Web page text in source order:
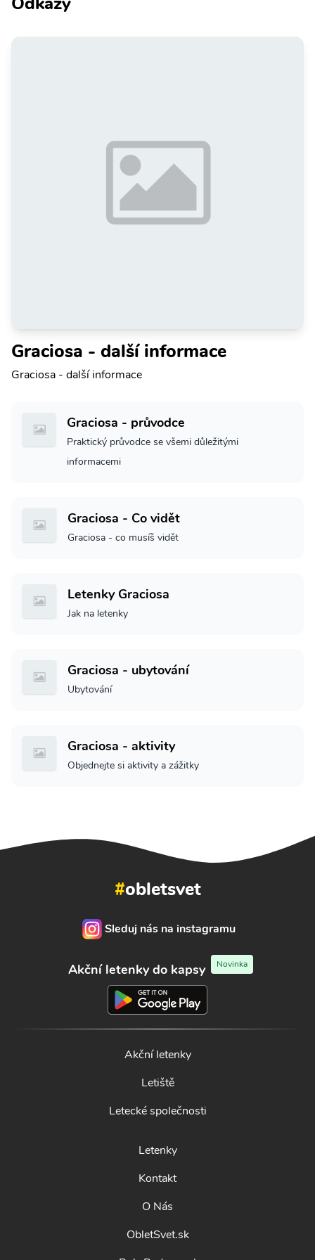
Graciosa - další informace
Graciosa - další informace
Graciosa - průvodce
Praktický průvodce se všemi důležitými
informacemi
Graciosa - Co vidět
Graciosa - co musíš vidět
Letenky Graciosa
Jak na letenky
Graciosa - ubytování
Ubytování
Graciosa - aktivity
Objednejte si aktivity a zážitky
#obletsvet
Sleduj nás na instagramu
Akční letenky do kapsy Novinka
Akční letenky
Letiště
Letecké společnosti
Letenky
Kontakt
O Nás
ObletSvet.sk